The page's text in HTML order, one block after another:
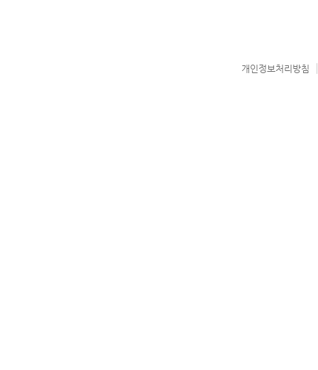
개인정보처리방침